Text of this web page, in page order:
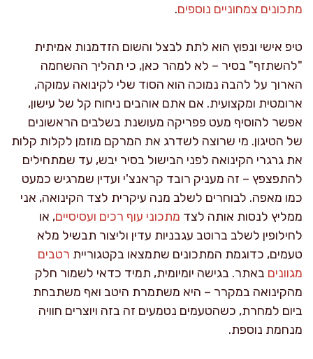
מתכונים צמחוניים נוספים.
טיפ אישי ונפוץ הוא לתת לבצל והשום הזדמנות אמיתית
"להשתזף" בסיר – לא למהר כאן, כי תהליך ההשחמה
הארוך על להבה נמוכה הוא הסוד שלי לקינואה עמוקה,
ארומטית ומקצועית. אם אתם אוהבים ניחוח קל של עישון,
אפשר להוסיף מעט פפריקה מעושנת בשלבים הראשונים
של הטיגון. מי שרוצה לשדרג את המרקם מוזמן לקלות קלות
את גרגרי הקינואה לפני הבישול בסיר יבש, עד שמתחילים
להתפצפץ – זה מעניק רובד קראנצ'י ועדין שמרגיש כמעט
כמו מאפה. לבוחרים לשלב מנה עיקרית לצד הקינואה, אני
ממליץ לנסות אותה לצד מתכוני עוף רכים ועסיסיים, או
לחילופין לשלב ברוטב עגבניות עדין וליצור תבשיל מלא
טעמים, כדוגמת המתכונים שתמצאו בקטגוריית רטבים
מגוונים באתר. בגישה יומיומית, תמיד כדאי לשמור חלק
מהקינואה במקרר – היא משתמרת היטב ואף משתבחת
ביום למחרת, כשהטעמים נטמעים זה בזה ויוצרים חוויה
מנחמת נוספת.